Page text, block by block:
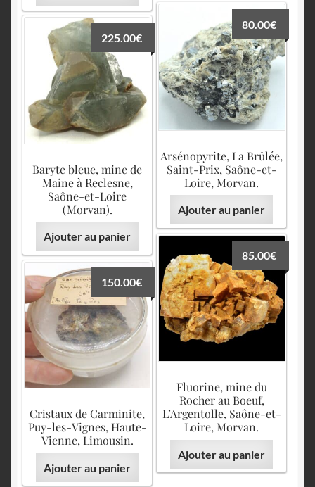
Arsénopyrite, La Brûlée,
Saint-Prix, Saône-et-
Loire, Morvan.
80.00€
Ajouter au panier
Baryte bleue, mine de
Maine à Reclesne,
Saône-et-Loire
(Morvan).
225.00€
Ajouter au panier
Fluorine, mine du
Rocher au Boeuf,
L’Argentolle, Saône-et-
Loire, Morvan.
85.00€
Ajouter au panier
Cristaux de Carminite,
Puy-les-Vignes, Haute-
Vienne, Limousin.
150.00€
Ajouter au panier